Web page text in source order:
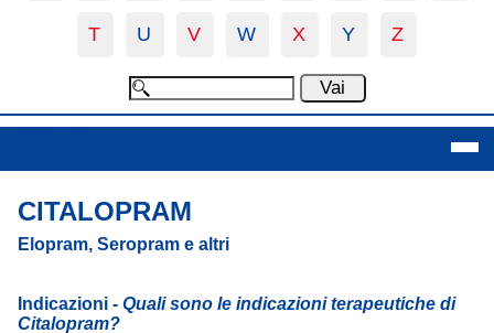
T U V W X Y Z
Citalopram
CITALOPRAM
Elopram, Seropram e altri
Indicazioni - Quali sono le indicazioni terapeutiche di
Citalopram?